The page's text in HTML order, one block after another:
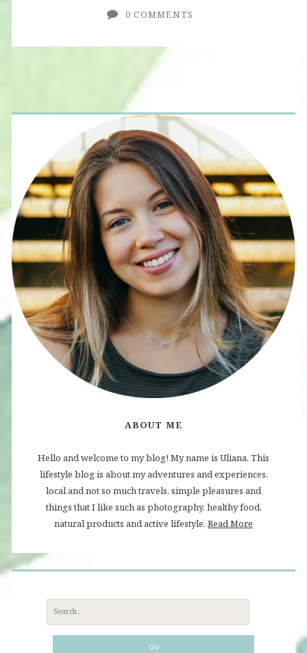
0 COMMENTS
ABOUT ME
Hello and welcome to my blog! My name is Uliana. This
lifestyle blog is about my adventures and experiences,
local and not so much travels, simple pleasures and
things that I like such as photography, healthy food,
natural products and active lifestyle. Read More
Search
for: